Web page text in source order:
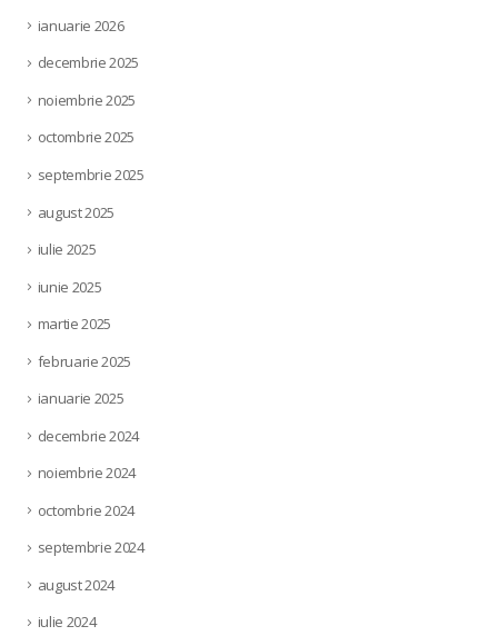
ianuarie 2026
decembrie 2025
noiembrie 2025
octombrie 2025
septembrie 2025
august 2025
iulie 2025
iunie 2025
martie 2025
februarie 2025
ianuarie 2025
decembrie 2024
noiembrie 2024
octombrie 2024
septembrie 2024
august 2024
iulie 2024